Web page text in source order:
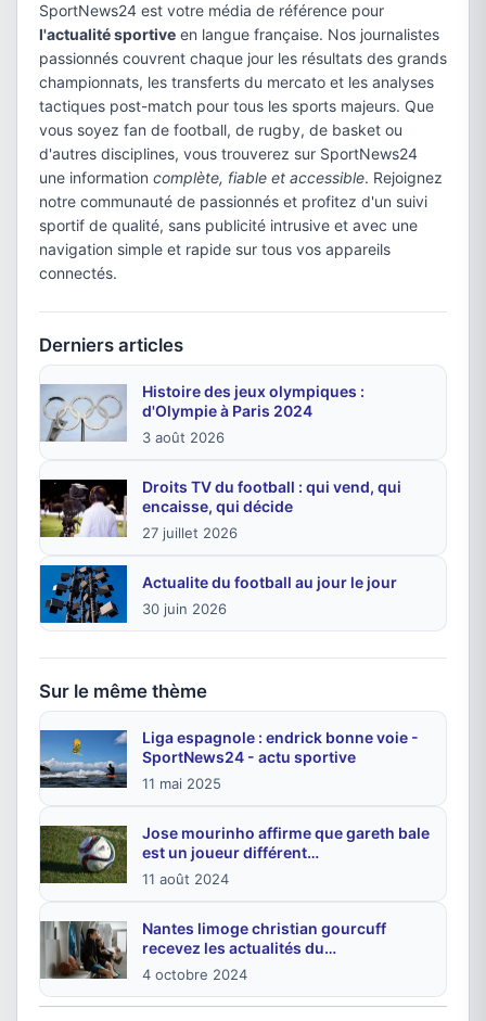
SportNews24 est votre média de référence pour
l'actualité sportive en langue française. Nos journalistes
passionnés couvrent chaque jour les résultats des grands
championnats, les transferts du mercato et les analyses
tactiques post-match pour tous les sports majeurs. Que
vous soyez fan de football, de rugby, de basket ou
d'autres disciplines, vous trouverez sur SportNews24
une information complète, fiable et accessible. Rejoignez
notre communauté de passionnés et profitez d'un suivi
sportif de qualité, sans publicité intrusive et avec une
navigation simple et rapide sur tous vos appareils
connectés.
Derniers articles
Histoire des jeux olympiques :
d'Olympie à Paris 2024
3 août 2026
Droits TV du football : qui vend, qui
encaisse, qui décide
27 juillet 2026
Actualite du football au jour le jour
30 juin 2026
Sur le même thème
Liga espagnole : endrick bonne voie -
SportNews24 - actu sportive
11 mai 2025
Jose mourinho affirme que gareth bale
est un joueur différent…
11 août 2024
Nantes limoge christian gourcuff
recevez les actualités du…
4 octobre 2024